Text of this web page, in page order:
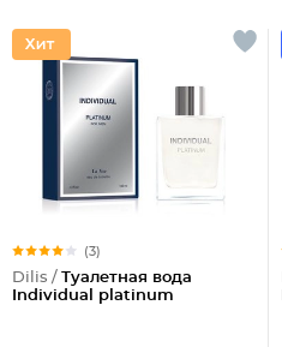
(3)
Dilis / Туалетная вода
Individual platinum